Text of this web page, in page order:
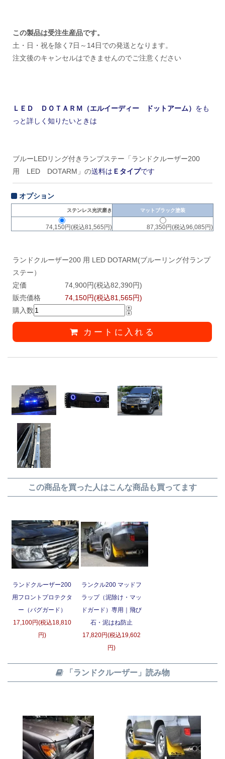
この製品は受注生産品です。
土・日・祝を除く7日～14日での発送となります。
注文後のキャンセルはできませんのでご注意ください
ＬＥＤ ＤＯＴＡＲＭ（エルイーディー ドットアーム） をも
っと詳しく知りたいときは
ブルーLEDリング付きランプステー「ランドクルーザー200
用 LED DOTARM」の送料は Ｅタイプです
オプション
ステンレス光沢磨き マットブラック塗装
74,150円(税込81,565円) 87,350円(税込96,085円)
ランドクルーザー200 用 LED DOTARM(ブルーリング付ランプ
ステー）
定価
74,900円(税込82,390円)
販売価格
74,150円(税込81,565円)
購入数
カートに入れる
この商品を買った人はこんな商品も買ってます
ランドクルーザー200
用フロントプロテクタ
ー（バグガード）
17,100円(税込18,810
円)
ランクル200 マッドフ
ラップ（泥除け・マッ
ドガード）専用｜飛び
石・泥はね防止
17,820円(税込19,602
円)
「ランドクルーザー」読み物